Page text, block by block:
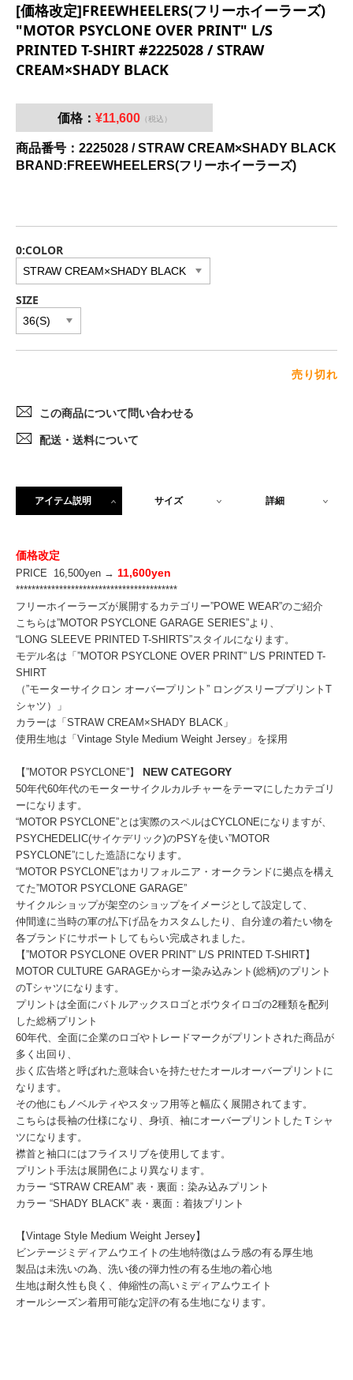
[価格改定]FREEWHEELERS(フリーホイーラーズ)
"MOTOR PSYCLONE OVER PRINT" L/S
PRINTED T-SHIRT #2225028 / STRAW
CREAM×SHADY BLACK
価格： ¥11,600（税込）
商品番号：2225028 / STRAW CREAM×SHADY BLACK
BRAND:FREEWHEELERS(フリーホイーラーズ)
0:COLOR
SIZE
売り切れ
この商品について問い合わせる
配送・送料について
アイテム説明 サイズ 詳細
価格改定
PRICE 16,500yen → 11,600yen
*****************************************
フリーホイーラーズが展開するカテゴリー”POWE WEAR”のご紹介
こちらは”MOTOR PSYCLONE GARAGE SERIES”より、
“LONG SLEEVE PRINTED T-SHIRTS”スタイルになります。
モデル名は「”MOTOR PSYCLONE OVER PRINT” L/S PRINTED T-
SHIRT
（”モーターサイクロン オーバープリント” ロングスリーブプリントT
シャツ）」
カラーは「STRAW CREAM×SHADY BLACK」
使用生地は「Vintage Style Medium Weight Jersey」を採用
【”MOTOR PSYCLONE”】 NEW CATEGORY
50年代60年代のモーターサイクルカルチャーをテーマにしたカテゴリ
ーになります。
“MOTOR PSYCLONE”とは実際のスペルはCYCLONEになりますが、
PSYCHEDELIC(サイケデリック)のPSYを使い”MOTOR
PSYCLONE”にした造語になります。
“MOTOR PSYCLONE”はカリフォルニア・オークランドに拠点を構え
てた”MOTOR PSYCLONE GARAGE”
サイクルショップが架空のショップをイメージとして設定して、
仲間達に当時の軍の払下げ品をカスタムしたり、自分達の着たい物を
各ブランドにサポートしてもらい完成されました。
【”MOTOR PSYCLONE OVER PRINT” L/S PRINTED T-SHIRT】
MOTOR CULTURE GARAGEからオー染み込みント(総柄)のプリント
のTシャツになります。
プリントは全面にバトルアックスロゴとボウタイロゴの2種類を配列
した総柄プリント
60年代、全面に企業のロゴやトレードマークがプリントされた商品が
多く出回り、
歩く広告塔と呼ばれた意味合いを持たせたオールオーバープリントに
なります。
その他にもノベルティやスタッフ用等と幅広く展開されてます。
こちらは長袖の仕様になり、身頃、袖にオーバープリントしたＴシャ
ツになります。
襟首と袖口にはフライスリブを使用してます。
プリント手法は展開色により異なります。
カラー “STRAW CREAM” 表・裏面：染み込みプリント
カラー “SHADY BLACK” 表・裏面：着抜プリント
【Vintage Style Medium Weight Jersey】
ビンテージミディアムウエイトの生地特徴はムラ感の有る厚生地
製品は未洗いの為、洗い後の弾力性の有る生地の着心地
生地は耐久性も良く、伸縮性の高いミディアムウエイト
オールシーズン着用可能な定評の有る生地になります。